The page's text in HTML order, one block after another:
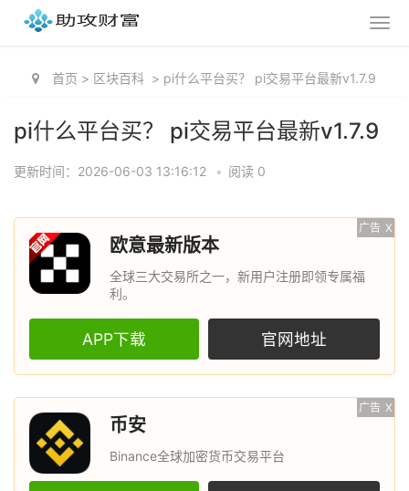
首页 > 区块百科 > pi什么平台买？ pi交易平台最新v1.7.9
pi什么平台买？ pi交易平台最新v1.7.9
更新时间：2026-06-03 13:16:12 • 阅读 0
广告 X
欧意最新版本
全球三大交易所之一，新用户注册即领专属福
利。
APP下载 官网地址
广告 X
币安
Binance全球加密货币交易平台